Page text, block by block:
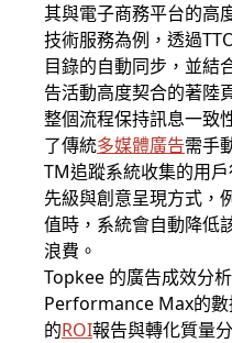
其與電子商務平台的高
技術服務為例，透過
目錄的自動同步，並結
告活動高度契合的著陸
整個流程保持訊息一致
了傳統多媒體廣告需手
TM追蹤系統收集的用
先級與創意呈現方式，
值時，系統會自動降低
浪費。
Topkee 的廣告成效分
Performance Max的數
的ROI報告與轉化質量